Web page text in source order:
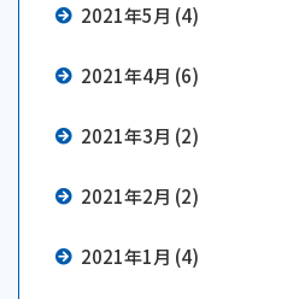
2021年5月 (4)
2021年4月 (6)
2021年3月 (2)
2021年2月 (2)
2021年1月 (4)